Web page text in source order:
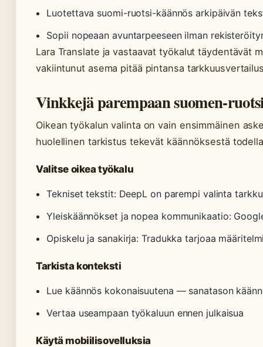
Luotettava suomi-ruotsi-käännös arkipäivän
Sopii nopeaan avuntarpeeseen ilman
Lara Translate ja vastaavat työkalut täydentävät
vakiintunut asema pitää pintansa
Vinkkejä parempaan suomen-
Oikean työkalun valinta on vain ensimmäinen
huolellinen tarkistus tekevät käännöksestä
Valitse oikea työkalu
Tekniset tekstit: DeepL on parempi valinta
Yleiskäännökset ja nopea kommunikaatio:
Opiskelu ja sanakirja: Tradukka tarjoaa
Tarkista konteksti
Lue käännös kokonaisuutena — sanatason
Vertaa useampaan työkaluun ennen julkaisua
Käytä mobiilisovelluksia